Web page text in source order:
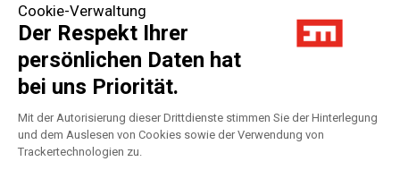
Cookie-Verwaltung
Der Respekt Ihrer
persönlichen Daten hat
bei uns Priorität.
Mit der Autorisierung dieser Drittdienste stimmen Sie der Hinterlegung
und dem Auslesen von Cookies sowie der Verwendung von
Trackertechnologien zu.
Impressum
Datenschutzerklärung
Préférences Cookies